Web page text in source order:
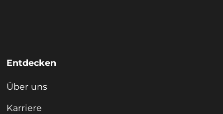
Entdecken
Über uns
Karriere